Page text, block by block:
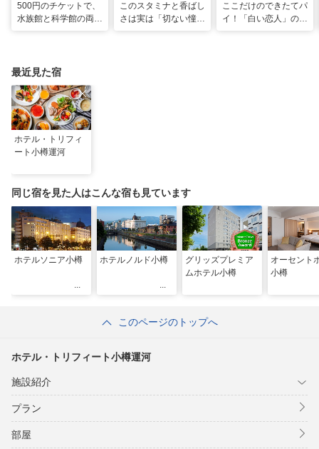
500円のチケットで、
水族館と科学館の両方
このスタミナと香ばし
さは実は「切ない憧
ここだけのできたてパ
イ！「白い恋人」の石
最近見た宿
ホテル・トリフィ
ート小樽運河
同じ宿を見た人はこんな宿も見ています
ホテルソニア小樽 ホテルノルド小樽
グリッズプレミア
ムホテル小樽
オーセント
小樽
このページのトップへ
ホテル・トリフィート小樽運河
施設紹介
プラン
部屋